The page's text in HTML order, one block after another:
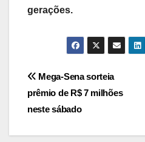
gerações.
Navegação
de
Post
Mega-Sena sorteia
prêmio de R$ 7 milhões
neste sábado